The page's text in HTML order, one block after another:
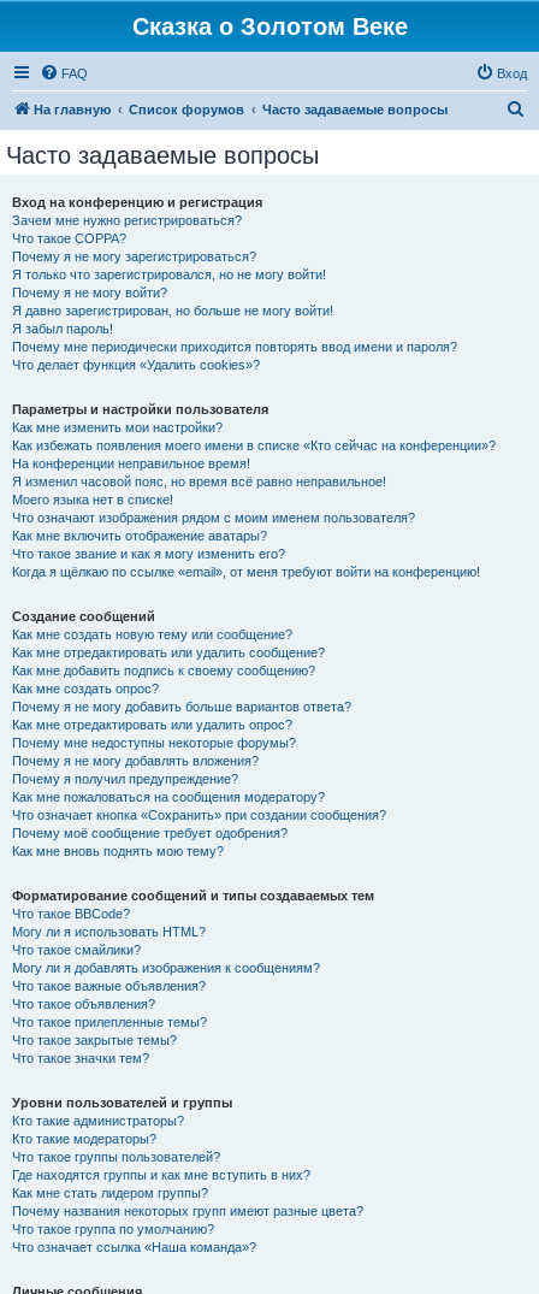
Сказка о Золотом Веке
FAQ Вход
На главную Список форумов Часто задаваемые вопросы
Часто задаваемые вопросы
Вход на конференцию и регистрация
Зачем мне нужно регистрироваться?
Что такое COPPA?
Почему я не могу зарегистрироваться?
Я только что зарегистрировался, но не могу войти!
Почему я не могу войти?
Я давно зарегистрирован, но больше не могу войти!
Я забыл пароль!
Почему мне периодически приходится повторять ввод имени и пароля?
Что делает функция «Удалить cookies»?
Параметры и настройки пользователя
Как мне изменить мои настройки?
Как избежать появления моего имени в списке «Кто сейчас на конференции»?
На конференции неправильное время!
Я изменил часовой пояс, но время всё равно неправильное!
Моего языка нет в списке!
Что означают изображения рядом с моим именем пользователя?
Как мне включить отображение аватары?
Что такое звание и как я могу изменить его?
Когда я щёлкаю по ссылке «email», от меня требуют войти на конференцию!
Создание сообщений
Как мне создать новую тему или сообщение?
Как мне отредактировать или удалить сообщение?
Как мне добавить подпись к своему сообщению?
Как мне создать опрос?
Почему я не могу добавить больше вариантов ответа?
Как мне отредактировать или удалить опрос?
Почему мне недоступны некоторые форумы?
Почему я не могу добавлять вложения?
Почему я получил предупреждение?
Как мне пожаловаться на сообщения модератору?
Что означает кнопка «Сохранить» при создании сообщения?
Почему моё сообщение требует одобрения?
Как мне вновь поднять мою тему?
Форматирование сообщений и типы создаваемых тем
Что такое BBCode?
Могу ли я использовать HTML?
Что такое смайлики?
Могу ли я добавлять изображения к сообщениям?
Что такое важные объявления?
Что такое объявления?
Что такое прилепленные темы?
Что такое закрытые темы?
Что такое значки тем?
Уровни пользователей и группы
Кто такие администраторы?
Кто такие модераторы?
Что такое группы пользователей?
Где находятся группы и как мне вступить в них?
Как мне стать лидером группы?
Почему названия некоторых групп имеют разные цвета?
Что такое группа по умолчанию?
Что означает ссылка «Наша команда»?